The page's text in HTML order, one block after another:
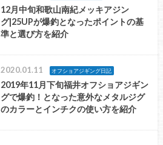
12月中旬和歌山南紀メッキアジン
グ|25UPが爆釣となったポイントの基
準と選び方を紹介
2020.01.11 オフショアジギング日記
2019年11月下旬福井オフショアジギン
グで爆釣！となった意外なメタルジグ
のカラーとインチクの使い方を紹介